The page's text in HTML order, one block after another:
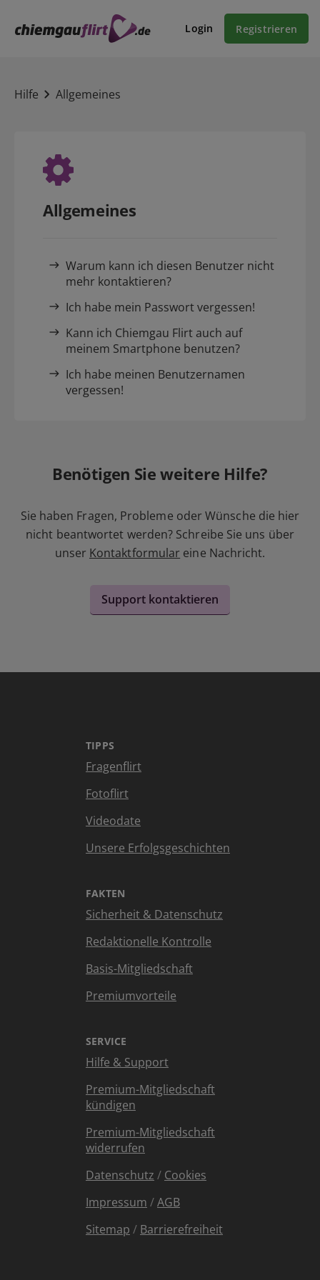
Login Registrieren
Hilfe Allgemeines
Allgemeines
Warum kann ich diesen Benutzer nicht
mehr kontaktieren?
Ich habe mein Passwort vergessen!
Kann ich Chiemgau Flirt auch auf
meinem Smartphone benutzen?
Ich habe meinen Benutzernamen
vergessen!
Benötigen Sie weitere Hilfe?
Sie haben Fragen, Probleme oder Wünsche die hier
nicht beantwortet werden? Schreibe Sie uns über
unser Kontaktformular eine Nachricht.
Support kontaktieren
TIPPS
Fragenflirt
Fotoflirt
Videodate
Unsere Erfolgsgeschichten
FAKTEN
Sicherheit & Datenschutz
Redaktionelle Kontrolle
Basis-Mitgliedschaft
Premiumvorteile
SERVICE
Hilfe & Support
Premium-Mitgliedschaft
kündigen
Premium-Mitgliedschaft
widerrufen
Datenschutz / Cookies
Impressum /AGB
Sitemap / Barrierefreiheit